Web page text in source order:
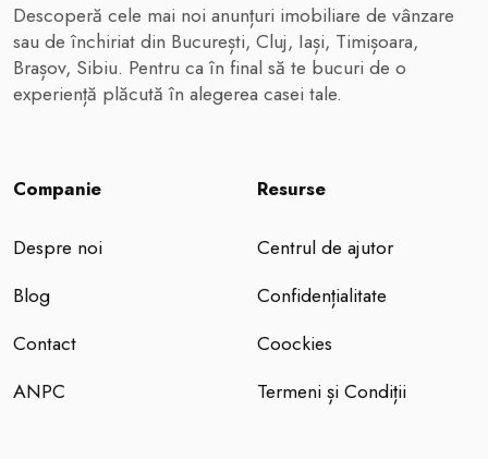
Descoperă cele mai noi anunțuri imobiliare de vânzare
sau de închiriat din București, Cluj, Iași, Timișoara,
Brașov, Sibiu. Pentru ca în final să te bucuri de o
experiență plăcută în alegerea casei tale.
Companie
Despre noi
Blog
Contact
ANPC
Resurse
Centrul de ajutor
Confidențialitate
Coockies
Termeni și Condiții